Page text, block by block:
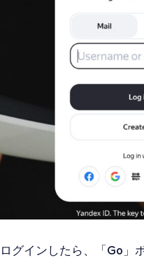
ログインしたら、「 Go 」